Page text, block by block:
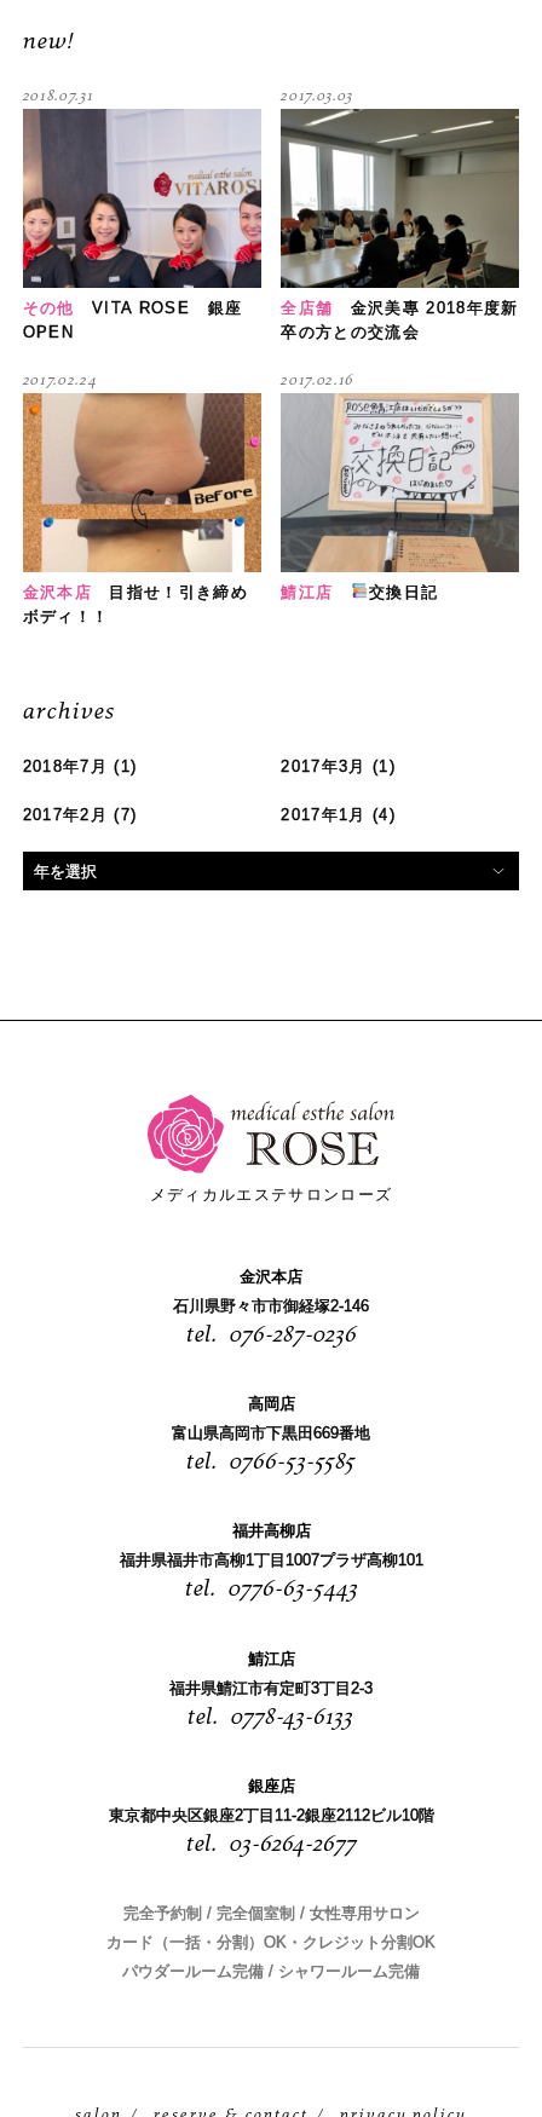
new!
その他
VITA ROSE 銀座
OPEN
2018.07.31
全店舗
金沢美專 2018年度新
卒の方との交流会
2017.03.03
金沢本店
目指せ！引き締め
ボディ！！
2017.02.24
鯖江店 交換日記
2017.02.16
archives
2018年7月 (1) 2017年3月 (1)
2017年2月 (7) 2017年1月 (4)
メディカルエステサロンローズ
金沢本店
石川県野々市市御経塚2-146
076-287-0236
高岡店
富山県高岡市下黒田669番地
0766-53-5585
福井高柳店
福井県福井市高柳1丁目1007プラザ高柳101
0776-63-5443
鯖江店
福井県鯖江市有定町3丁目2-3
0778-43-6133
銀座店
東京都中央区銀座2丁目11-2銀座2112ビル10階
03-6264-2677
完全予約制 / 完全個室制 / 女性専用サロン
カード（一括・分割）OK・クレジット分割OK
パウダールーム完備 / シャワールーム完備